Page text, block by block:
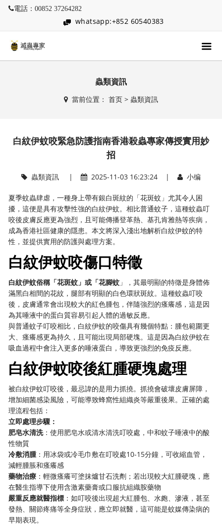
電話：00852 37264282
whatsapp:+852 60540383
蟲類資訊
當前位置： 首页> 蟲類資訊
白紋伊蚊咬緊急防護指南香港殺蟲專家傳授實用妙
招
蟲類資訊| 2025-11-03 16:23:24 | 小编
夏季蚊蟲肆虐，一種身上帶有銀白斑紋的「花斑蚊」尤其令人困
擾，這便是具有攻擊性強的白紋伊蚊。相比普通蚊子，這種蚊蟲叮
咬後皮膚反應更為強烈，且可能傳播登革熱、基孔肯雅熱等疾病，
成為香港社區健康的隱患。本文將深入淺出地解析白紋伊蚊的特
性，並提供實用的防護與處理方案。
白紋伊蚊咬傷口特徵
白紋伊蚊俗稱「花斑蚊」或「花腳蚊」，其最明顯的特徵是身體佈
滿黑白相間的花紋，腿部有明顯的白色環狀斑紋。這種蚊蟲叮咬
後，皮膚通常會出現較大的紅色腫包，伴隨強烈的瘙癢感，這是因
為其唾液中的蛋白質容易引起人體的過敏反應。
與普通蚊子叮咬相比，白紋伊蚊的咬傷具有幾個特點：腫包範圍更
大、瘙癢感更為持久，且可能出現局部硬塊。這是因為白紋伊蚊在
吸血過程中會注入更多的唾液蛋白，導致更強烈的免疫反應。
白紋伊蚊咬後紅腫硬塊處理
被白紋伊蚊叮咬後，最忌諱的是用力抓撓。抓撓會破壞皮膚屏障，
增加細菌感染風險，可能導致蜂窩性組織炎等嚴重後果。正確的處
理流程包括：
立即處理步驟：
肥皂水清洗：使用肥皂水或清水清洗叮咬處，中和蚊子唾液中的酸
性物質
冷敷消腫 ：用冰袋或冷毛巾敷在叮咬處10-15分鐘，可收縮血管，
減輕腫脹和瘙癢感
藥物治療 ：輕微瘙癢可塗抹爐甘石洗劑；若出現較大紅腫硬塊，應
在醫生指導下使用含激素藥膏或口服抗組織胺藥物
嚴重反應就醫指標 ：如叮咬後出現超大紅腫包、水皰、滲液，甚至
發熱、關節疼痛等全身症狀，應立即就醫，這可能是蚊媒傳染病的
早期表現。